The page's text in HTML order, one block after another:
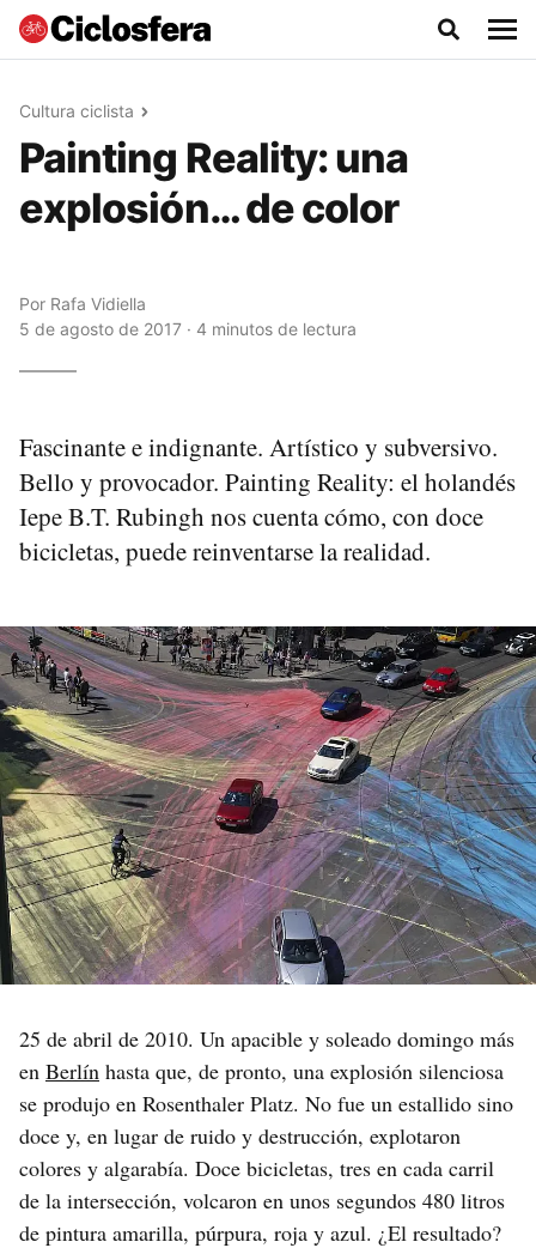
Cultura ciclista
Painting Reality: una
explosión… de color
Por Rafa Vidiella
5 de agosto de 2017 · 4 minutos de lectura
Fascinante e indignante. Artístico y subversivo.
Bello y provocador. Painting Reality: el holandés
Iepe B.T. Rubingh nos cuenta cómo, con doce
bicicletas, puede reinventarse la realidad.
25 de abril de 2010. Un apacible y soleado domingo más
en Berlín hasta que, de pronto, una explosión silenciosa
se produjo en Rosenthaler Platz. No fue un estallido sino
doce y, en lugar de ruido y destrucción, explotaron
colores y algarabía. Doce bicicletas, tres en cada carril
de la intersección, volcaron en unos segundos 480 litros
de pintura amarilla, púrpura, roja y azul. ¿El resultado?